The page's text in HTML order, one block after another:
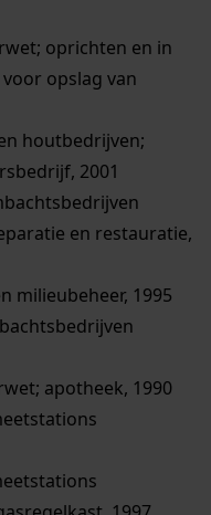
oprichten en in
opslag van
houtbedrijven;
2001
en restauratie,
milieubeheer, 1995
apotheek, 1990